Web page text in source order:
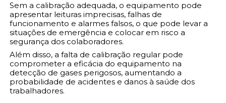
Sem a calibração adequada, o equipamento pode
apresentar leituras imprecisas, falhas de
funcionamento e alarmes falsos, o que pode levar a
situações de emergência e colocar em risco a
segurança dos colaboradores.
Além disso, a falta de calibração regular pode
comprometer a eficácia do equipamento na
detecção de gases perigosos, aumentando a
probabilidade de acidentes e danos à saúde dos
trabalhadores.